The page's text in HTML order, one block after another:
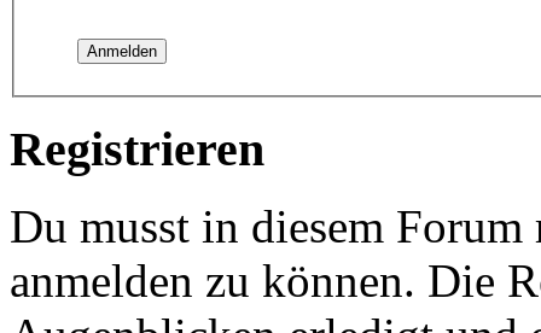
Registrieren
Du musst in diesem
anmelden zu können. Die